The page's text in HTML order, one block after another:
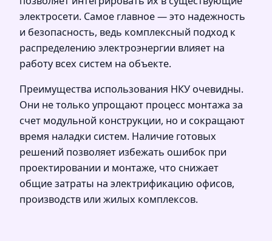
электросети. Самое главное — это надежность
и безопасность, ведь комплексный подход к
распределению электроэнергии влияет на
работу всех систем на объекте.
Преимущества использования НКУ очевидны.
Они не только упрощают процесс монтажа за
счет модульной конструкции, но и сокращают
время наладки систем. Наличие готовых
решений позволяет избежать ошибок при
проектировании и монтаже, что снижает
общие затраты на электрификацию офисов,
производств или жилых комплексов.